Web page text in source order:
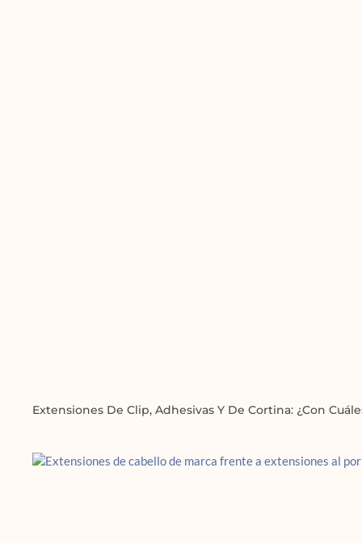
Extensiones De Clip, Adhesivas Y De Cortina: ¿con